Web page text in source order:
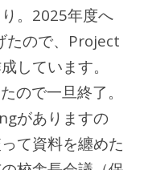
。2025年度へ
たので、Project
しています。
ので一旦終了。
がありますの
て資料を纏めた